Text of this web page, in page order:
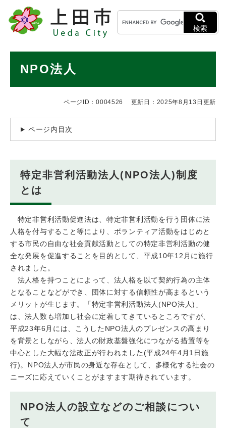
メニューを飛ばして本文へ
キ
ー
ワ
検索
NPO法人
ページID：0004526 更新日：2025年8月13日更新
ページ内目次
特定非営利活動法人(NPO法人)制度
とは
特定非営利活動促進法は、特定非営利活動を行う団体に法
人格を付与すること等により、ボランティア活動をはじめと
する市民の自由な社会貢献活動としての特定非営利活動の健
全な発展を促進することを目的として、平成10年12月に施行
されました。
法人格を持つことによって、法人格を以て契約行為の主体
となることなどができ、団体に対する信頼性が高まるという
メリットが生じます。「特定非営利活動法人(NPO法人)」
は、法人数も増加し社会に定着してきているところですが、
平成23年6月には、こうしたNPO法人のプレゼンスの高まり
を背景としながら、法人の財政基盤強化につながる措置等を
中心とした大幅な法改正が行われました(平成24年4月1日施
行)。NPO法人が市民の身近な存在として、多様化する社会の
ニーズに応えていくことがますます期待されています。
NPO法人の設立などのご相談につい
て